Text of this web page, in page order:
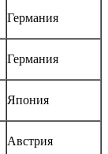
Германия
Германия
Япония
Австрия